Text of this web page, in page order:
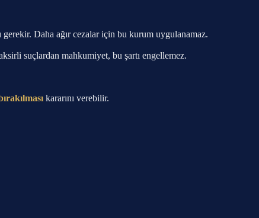
gerekir. Daha ağır cezalar için bu kurum uygulanamaz.
suçlardan mahkumiyet, bu şartı engellemez.
kararını verebilir.